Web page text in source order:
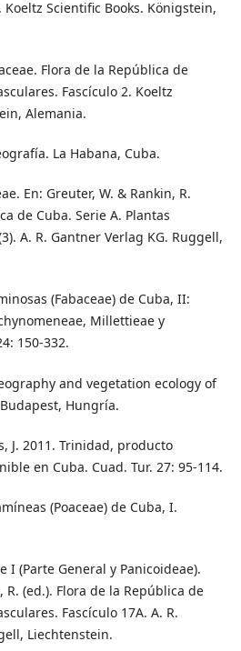
Koeltz Scientific Books. Königstein,
Flora de la República de
Fascículo 2. Koeltz
Alemania.
La Habana, Cuba.
En: Greuter, W. & Rankin, R.
de Cuba. Serie A. Plantas
A. R. Gantner Verlag KG. Ruggell,
(Fabaceae) de Cuba, II:
Millettieae y
150-332.
and vegetation ecology of
Hungría.
J. 2011. Trinidad, producto
en Cuba. Cuad. Tur. 27: 95-114.
(Poaceae) de Cuba, I.
I (Parte General y Panicoideae).
R. (ed.). Flora de la República de
Fascículo 17A. A. R.
Liechtenstein.